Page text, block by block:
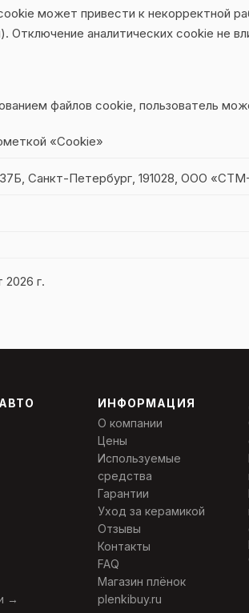
может привести к некорректной
Отключение аналитических cookie не
файлов cookie, пользователь
«Cookie»
Санкт-Петербург, 191028, ООО
г.
→
ИНФОРМАЦИЯ
О компании
Цены
Используемые
средства
Гарантии
Уход за керамикой
Отзывы
Контакты
FAQ
Магазин плёнок
plenkibuy.ru